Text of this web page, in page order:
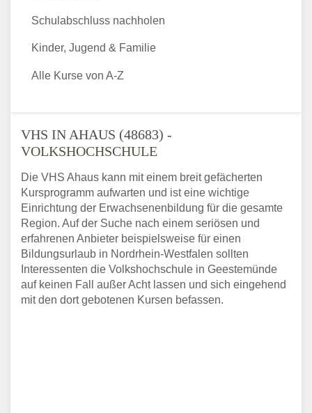
VHS IN AHAUS (48683) -
VOLKSHOCHSCHULE
Die VHS Ahaus kann mit einem breit gefächerten
Kursprogramm aufwarten und ist eine wichtige
Einrichtung der Erwachsenenbildung für die gesamte
Region. Auf der Suche nach einem seriösen und
erfahrenen Anbieter beispielsweise für einen
Bildungsurlaub in Nordrhein-Westfalen sollten
Interessenten die Volkshochschule in Geestemünde
auf keinen Fall außer Acht lassen und sich eingehend
mit den dort gebotenen Kursen befassen.
Schulabschluss nachholen
Kinder, Jugend & Familie
Alle Kurse von A-Z